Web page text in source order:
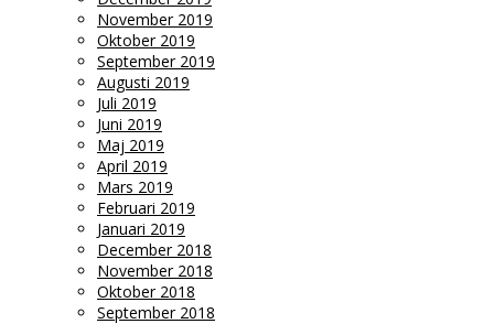
November 2019
Oktober 2019
September 2019
Augusti 2019
Juli 2019
Juni 2019
Maj 2019
April 2019
Mars 2019
Februari 2019
Januari 2019
December 2018
November 2018
Oktober 2018
September 2018